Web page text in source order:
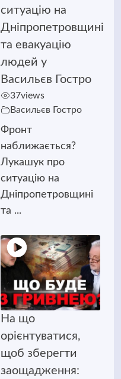
ситуацію на
Дніпропетровщині
та евакуацію
людей у
Васильєв Гостро
37views
Васильєв Гостро
Фронт
наближається?
Лукашук про
ситуацію на
Дніпропетровщині
та ...
На що
орієнтуватися,
щоб зберегти
заощадження: